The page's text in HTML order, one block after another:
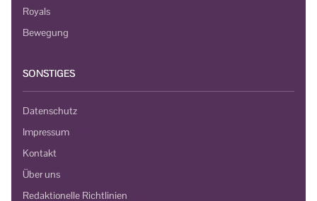
Royals
Bewegung
SONSTIGES
Datenschutz
Impressum
Kontakt
Über uns
Redaktionelle Richtlinien